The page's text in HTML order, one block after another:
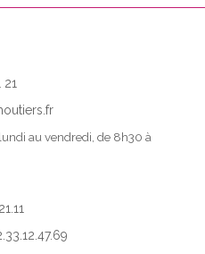
21
au vendredi, de 8h30 à